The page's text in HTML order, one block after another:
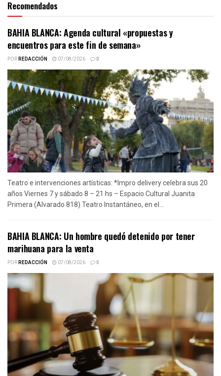
Recomendados
BAHIA BLANCA: Agenda cultural «propuestas y
encuentros para este fin de semana»
PORREDACCIÓN 07/08/2026 0
Teatro e intervenciones artísticas: *Impro delivery celebra sus 20
años Viernes 7 y sábado 8 – 21 hs – Espacio Cultural Juanita
Primera (Alvarado 818) Teatro Instantáneo, en el...
BAHIA BLANCA: Un hombre quedó detenido por tener
marihuana para la venta
PORREDACCIÓN 07/08/2026 0